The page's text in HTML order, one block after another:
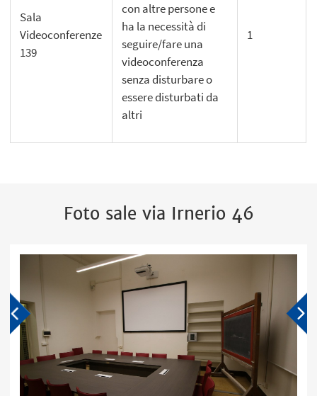
Sala
Videoconferenze
139
con altre persone e
ha la necessità di
seguire/fare una
videoconferenza
senza disturbare o
essere disturbati da
altri
1
Foto sale via Irnerio 46